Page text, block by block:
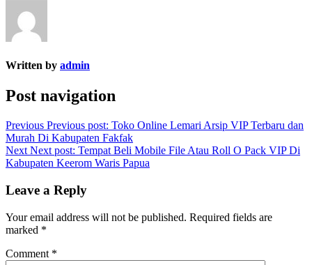
Written by admin
Post navigation
Previous Previous post: Toko Online Lemari Arsip VIP Terbaru dan
Murah Di Kabupaten Fakfak
Next Next post: Tempat Beli Mobile File Atau Roll O Pack VIP Di
Kabupaten Keerom Waris Papua
Leave a Reply
Your email address will not be published. Required fields are
marked *
Comment *